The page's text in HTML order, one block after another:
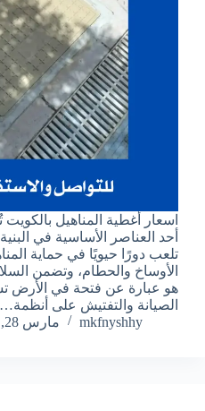
اسعار أغطية المناهيل بالكويت
أحد العناصر الأساسية في البنية
تلعب دورًا حيويًا في حماية
الأوساخ والحطام، وتضمن
هو عبارة عن فتحة في الأرض
الصيانة والتفتيش على أنظمة…
mkfnyshhy
مارس 28, 2025